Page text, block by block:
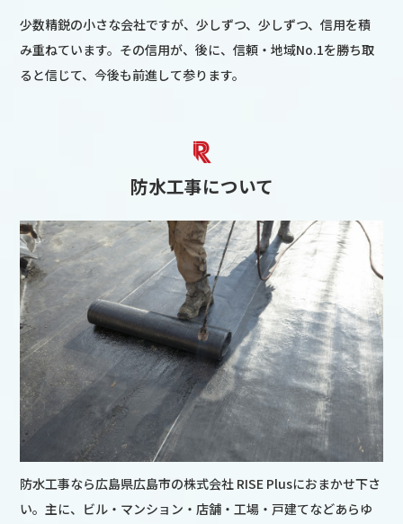
少数精鋭の小さな会社ですが、少しずつ、少しずつ、信用を積
み重ねています。その信用が、後に、信頼・地域No.1を勝ち取
ると信じて、今後も前進して参ります。
防水工事について
防水工事なら広島県広島市の株式会社 RISE Plusにおまかせ下さ
い。主に、ビル・マンション・店舗・工場・戸建てなどあらゆ